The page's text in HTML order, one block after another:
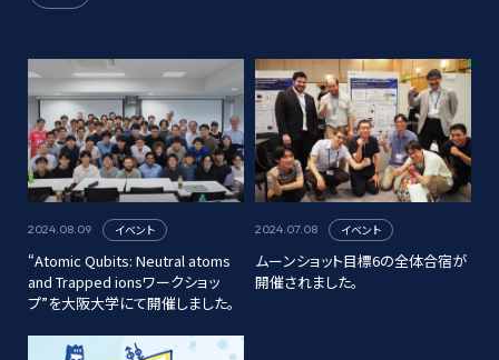
2024.08.09 イベント
“Atomic Qubits: Neutral atoms
and Trapped ionsワークショッ
プ”を大阪大学にて開催しました。
2024.07.08 イベント
ムーンショット目標6の全体合宿が
開催されました。